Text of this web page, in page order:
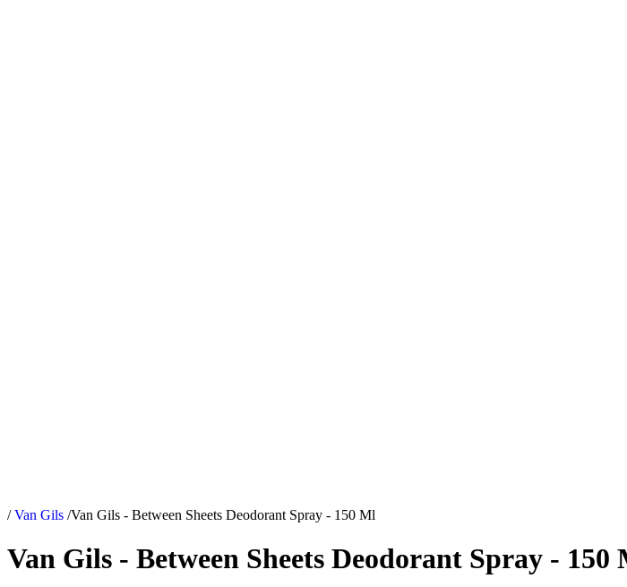
/ Van Gils /Van Gils - Between Sheets Deodorant Spray - 150 Ml
Van Gils - Between Sheets Deodorant Spray - 150